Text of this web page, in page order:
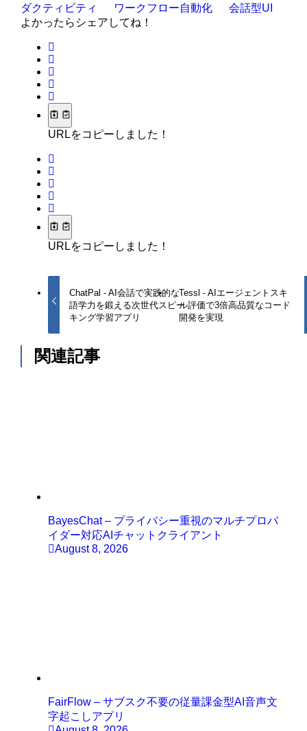
ダクティビティ
ワークフロー自動化
会話型UI
よかったらシェアしてね！
URLをコピーしました！
URLをコピーしました！
ChatPal - AI会話で実践的な
語学力を鍛える次世代スピー
キング学習アプリ
Tessl - AIエージェントスキ
ル評価で3倍高品質なコード
開発を実現
関連記事
BayesChat – プライバシー重視のマルチプロバ
イダー対応AIチャットクライアント
August 8, 2026
FairFlow – サブスク不要の従量課金型AI音声文
字起こしアプリ